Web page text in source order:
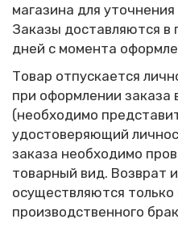
магазина для
Заказы доставляются в
дней с момента
Товар отпускается
при оформлении заказа
(необходимо
удостоверяющий
заказа необходимо
товарный вид. Возврат
осуществляются только
производственного